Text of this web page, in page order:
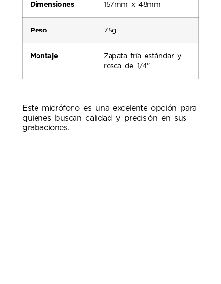
Dimensiones 157mm x 48mm
Peso 75g
Montaje
Zapata fría estándar y
rosca de 1/4”
Este micrófono es una excelente opción para
quienes buscan calidad y precisión en sus
grabaciones.